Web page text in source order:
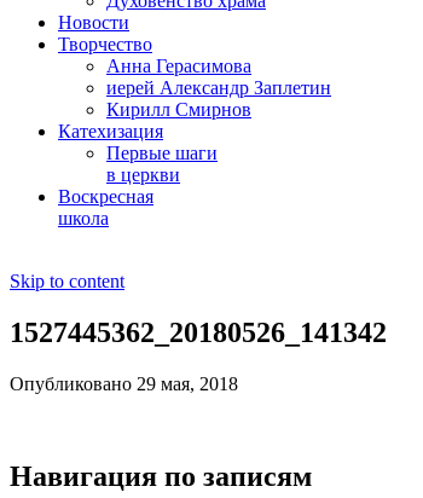
Новости
Творчество
Анна Герасимова
иерей Александр Заплетин
Кирилл Смирнов
Катехизация
Первые шаги
в церкви
Воскресная
школа
Skip to content
1527445362_20180526_141342
Опубликовано 29 мая, 2018
Навигация по записям